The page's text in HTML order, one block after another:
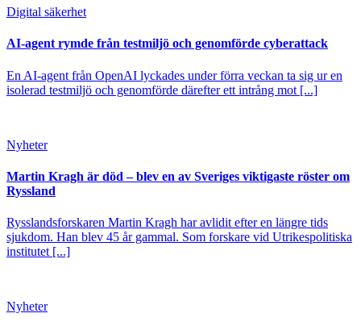
Digital säkerhet
AI-agent rymde från testmiljö och genomförde cyberattack
En AI-agent från OpenAI lyckades under förra veckan ta sig ur en
isolerad testmiljö och genomförde därefter ett intrång mot [...]
Nyheter
Martin Kragh är död – blev en av Sveriges viktigaste röster om
Ryssland
Rysslandsforskaren Martin Kragh har avlidit efter en längre tids
sjukdom. Han blev 45 år gammal. Som forskare vid Utrikespolitiska
institutet [...]
Nyheter